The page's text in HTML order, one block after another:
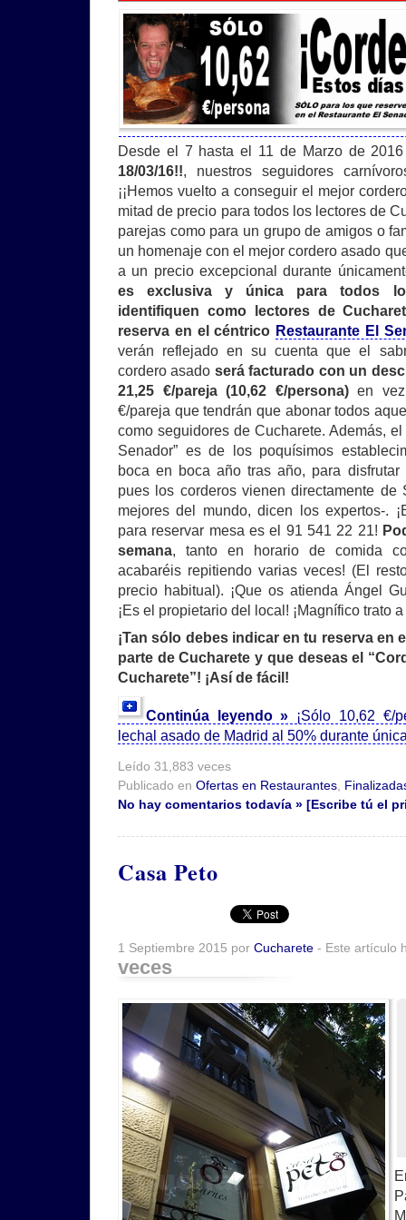
Desde el 7 hasta el 11 de Marzo de
18/03/16!!, nuestros seguidores
¡¡Hemos vuelto a conseguir el mejor
mitad de precio para todos los lectores de
parejas como para un grupo de amigos o
un homenaje con el mejor cordero asado
a un precio excepcional durante
es exclusiva y única para todos
identifiquen como lectores de
reserva en el céntrico Restaurante El
verán reflejado en su cuenta que el
cordero asado será facturado con un
21,25 €/pareja (10,62 €/persona)en vez
€/pareja que tendrán que abonar todos
como seguidores de Cucharete. Además,
Senador” es de los poquísimos
boca en boca año tras año, para disfrutar
pues los corderos vienen directamente de
mejores del mundo, dicen los expertos-.
para reservar mesa es el 91 541 22 21!
semana, tanto en horario de comida
acabaréis repitiendo varias veces! (El
precio habitual). ¡Que os atienda Ángel
¡Es el propietario del local! ¡Magnífico trato
¡Tan sólo debes indicar en tu reserva en
parte de Cucharete y que deseas el
Cucharete”! ¡Así de fácil!
Continúa leyendo »
¡Sólo 10,62 €/
lechal asado de Madrid al 50% durante
Leído 31,883 veces
Publicado en Ofertas en Restaurantes
No hay comentarios todavía » [Escribe tú el
Casa Peto
1 Septiembre 2015 por Cucharete - Este artículo
veces